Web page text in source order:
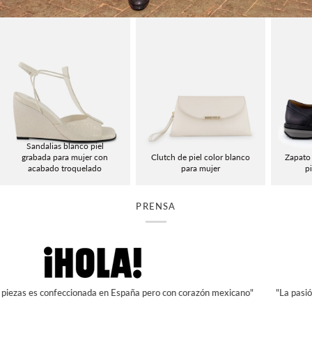
Sandalias blanco piel
grabada para mujer con
acabado troquelado
Clutch de piel color blanco
para mujer
PRENSA
confeccionada en España pero con corazón mexicano" "La pasión,